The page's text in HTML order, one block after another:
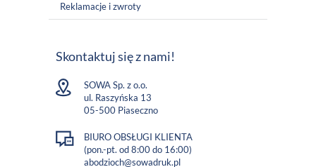
Reklamacje i zwroty
Skontaktuj się z nami!
SOWA Sp. z o.o.
ul. Raszyńska 13
05-500 Piaseczno
BIURO OBSŁUGI KLIENTA
(pon.-pt. od 8:00 do 16:00)
abodzioch@sowadruk.pl